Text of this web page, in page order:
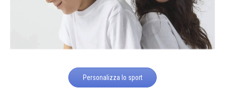
Personalizza lo sport